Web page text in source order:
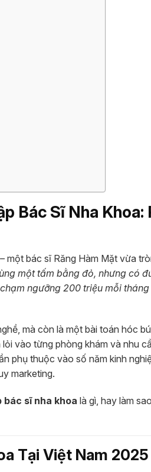
Bác Sĩ Nha Khoa:
bác sĩ Răng Hàm Mặt vừa
một tấm bằng đỏ, nhưng có
ngưỡng 200 triệu mỗi
mà còn là một bài toán hóc
vào từng phòng khám và nhu
phụ thuộc vào số năm kinh
marketing.
bác sĩ nha khoa là gì, hay làm
Tại Việt Nam 2025